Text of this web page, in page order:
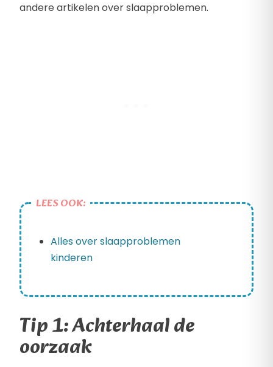
andere artikelen over slaapproblemen.
LEES OOK:
Alles over slaapproblemen
kinderen
Tip 1: Achterhaal de
oorzaak